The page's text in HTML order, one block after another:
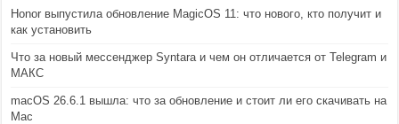
Honor выпустила обновление MagicOS 11: что нового, кто получит и
как установить
Что за новый мессенджер Syntara и чем он отличается от Telegram и
МАКС
macOS 26.6.1 вышла: что за обновление и стоит ли его скачивать на
Mac